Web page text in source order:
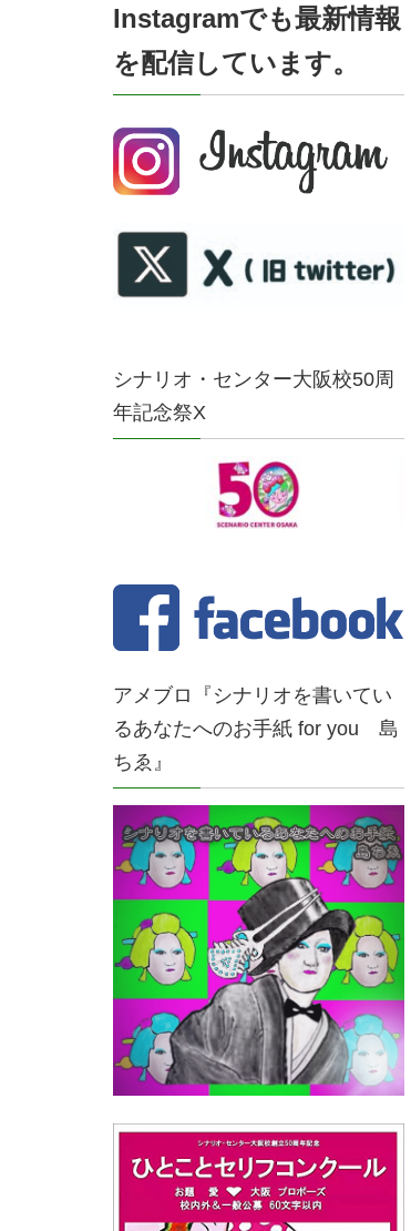
Instagramでも最新情報
を配信しています。
シナリオ・センター大阪校50周
年記念祭X
アメブロ『シナリオを書いてい
るあなたへのお手紙 for you 島
ちゑ』